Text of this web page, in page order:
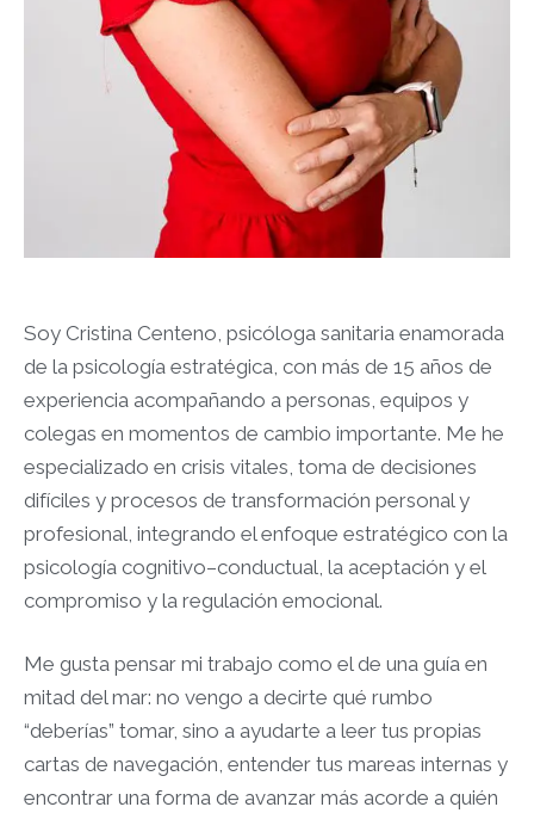
Soy Cristina Centeno, psicóloga sanitaria enamorada
de la psicología estratégica, con más de 15 años de
experiencia acompañando a personas, equipos y
colegas en momentos de cambio importante. Me he
especializado en crisis vitales, toma de decisiones
difíciles y procesos de transformación personal y
profesional, integrando el enfoque estratégico con la
psicología cognitivo–conductual, la aceptación y el
compromiso y la regulación emocional.
Me gusta pensar mi trabajo como el de una guía en
mitad del mar: no vengo a decirte qué rumbo
“deberías” tomar, sino a ayudarte a leer tus propias
cartas de navegación, entender tus mareas internas y
encontrar una forma de avanzar más acorde a quién